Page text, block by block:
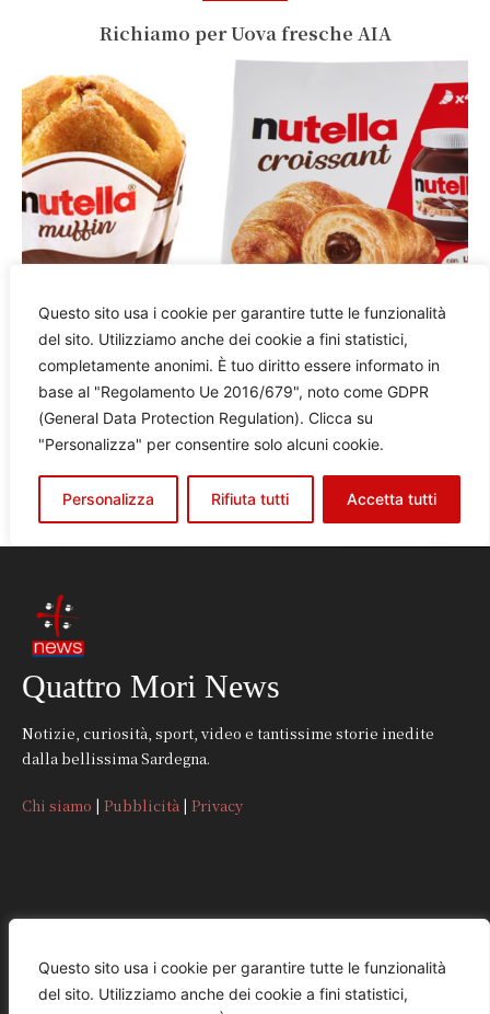
Questo sito usa i cookie per garantire tutte le funzionalità
del sito. Utilizziamo anche dei cookie a fini statistici,
Quattro Mori News
Notizie, curiosità, sport, video e tantissime storie inedite
dalla bellissima Sardegna.
Chi siamo | Pubblicità | Privacy
CONTATTI